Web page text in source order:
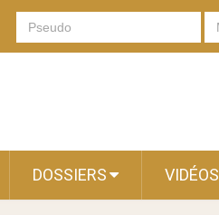
DOSSIERS VIDÉOS